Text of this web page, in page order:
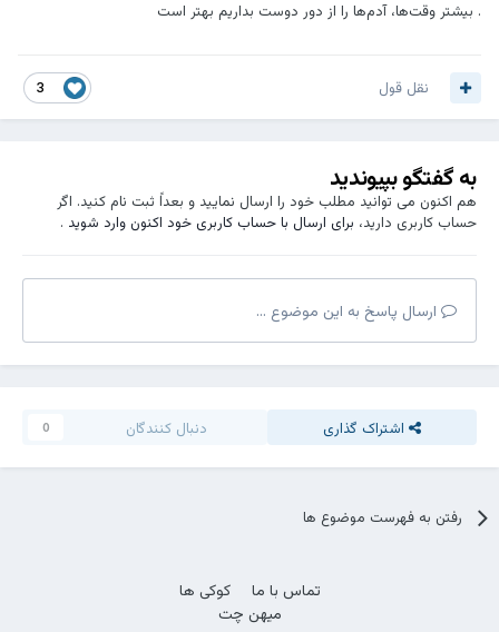
. بیشتر وقت‌ها، آدم‌ها را از دور دوست بداریم بهتر است
3 نقل قول
به گفتگو بپیوندید
هم اکنون می توانید مطلب خود را ارسال نمایید و بعداً ثبت نام کنید. اگر
حساب کاربری دارید، برای ارسال با حساب کاربری خود اکنون وارد شوید.
ارسال پاسخ به این موضوع ...
اشتراک گذاری دنبال کنندگان 0
رفتن به فهرست موضوع ها
تماس با ما
کوکی ها
میهن چت